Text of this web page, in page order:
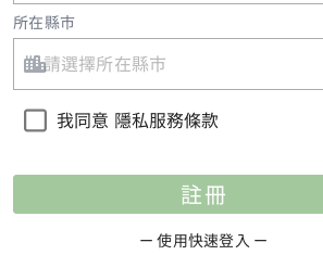
所在縣市
我同意 隱私服務條款
註冊
ー 使用快速登入 ー